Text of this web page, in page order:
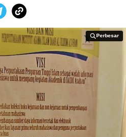
Perbesar
Perbesar